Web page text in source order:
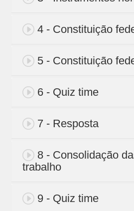
4 - Constituição
5 - Constituição
6 - Quiz time
7 - Resposta
8 - Consolidação
trabalho
9 - Quiz time